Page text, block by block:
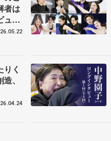
者は
ュー
人、
く
、